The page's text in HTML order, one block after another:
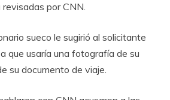
por CNN.
sueco le sugirió al solicitante
que usaría una fotografía de su
su documento de viaje.